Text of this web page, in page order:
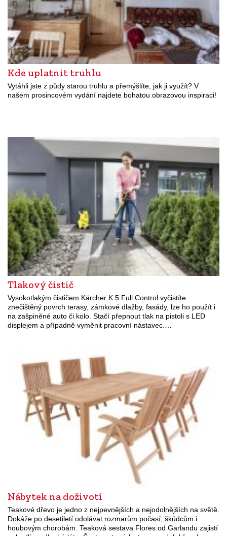
Kde uplatnit truhlu
Vytáhli jste z půdy starou truhlu a přemýšlíte, jak ji využít? V
našem prosincovém vydání najdete bohatou obrazovou inspiraci!
Tlakový čistič
Vysokotlakým čističem Kärcher K 5 Full Control vyčistíte
znečištěný povrch terasy, zámkové dlažby, fasády, lze ho použít i
na zašpiněné auto či kolo. Stačí přepnout tlak na pistoli s LED
displejem a případně vyměnit pracovní nástavec.…
Nábytek na doživotí
Teakové dřevo je jedno z nejpevnějších a nejodolnějších na světě.
Dokáže po desetiletí odolávat rozmarům počasí, škůdcům i
houbovým chorobám. Teaková sestava Flores od Garlandu zajistí